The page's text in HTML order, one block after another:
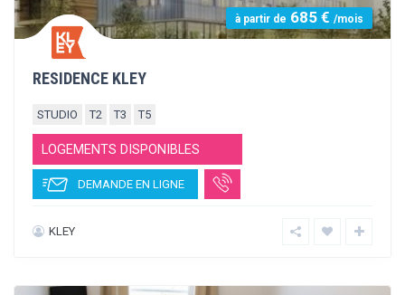
RESIDENCE EUROFAC
STUDIO T2
DEMANDE EN LIGNE
IGS ET CAPRIM